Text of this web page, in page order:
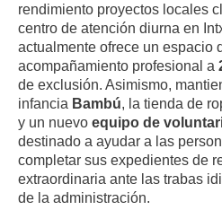
rendimiento proyectos locales
centro de atención diurna en
actualmente ofrece un espacio
acompañamiento profesional a
de exclusión. Asimismo,
infancia Bambú, la tienda de
y un nuevo equipo de
destinado a ayudar a las
completar sus expedientes de
extraordinaria ante las trabas
de la administración.